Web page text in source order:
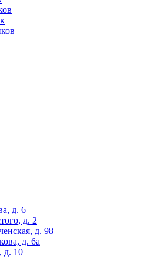
д. 6
д. 2
д. 98
д. 6а
д. 10